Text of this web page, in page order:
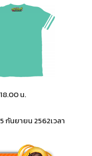
น.
กันยายน 2562เวลา